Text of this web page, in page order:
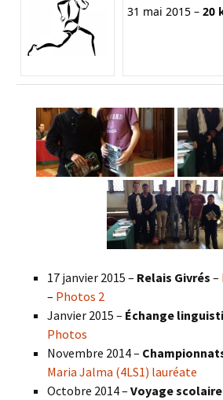
31 mai 2015 – 20
17 janvier 2015 – Relais Givrés –
– Photos 2
Janvier 2015 – Échange
Photos
Novembre 2014 –
Maria Jalma (4LS1) lauréate
Octobre 2014 – Voyage